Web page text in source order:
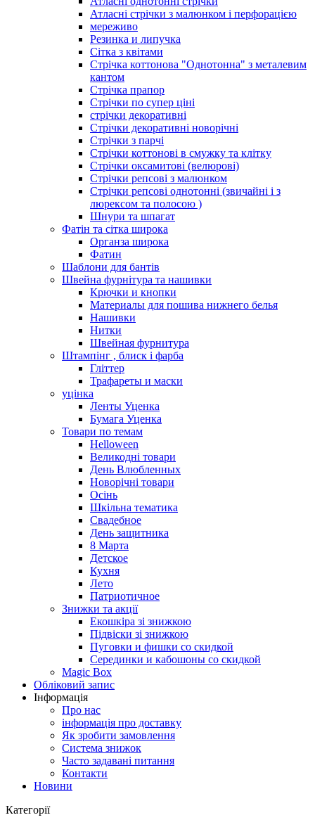
Атласні стрічки з малюнком і перфорацією
мереживо
Резинка и липучка
Сітка з квітами
Стрічка коттонова "Однотонна" з металевим
кантом
Стрічка прапор
Стрічки по супер ціні
стрічки декоративні
Стрічки декоративні новорічні
Стрічки з парчі
Стрічки коттонові в смужку та клітку
Стрічки оксамитові (велюрові)
Стрічки репсові з малюнком
Стрічки репсові однотонні (звичайні і з
люрексом та полосою )
Шнури та шпагат
Фатін та сітка широка
Органза широка
Фатин
Шаблони для бантів
Швейна фурнітура та нашивки
Крючки и кнопки
Материалы для пошива нижнего белья
Нашивки
Нитки
Швейная фурнитура
Штампінг , блиск і фарба
Гліттер
Трафареты и маски
уцінка
Ленты Уценка
Бумага Уценка
Товари по темам
Helloween
Великодні товари
День Влюбленных
Новорічні товари
Осінь
Шкільна тематика
Свадебное
День защитника
8 Марта
Детское
Кухня
Лето
Патриотичное
Знижки та акції
Екошкіра зі знижкою
Підвіски зі знижкою
Пуговки и фишки со скидкой
Серединки и кабошоны со скидкой
Magic Box
Обліковий запис
Інформація
Про нас
інформація про доставку
Як зробити замовлення
Система знижок
Часто задавані питання
Контакти
Новини
Категорії